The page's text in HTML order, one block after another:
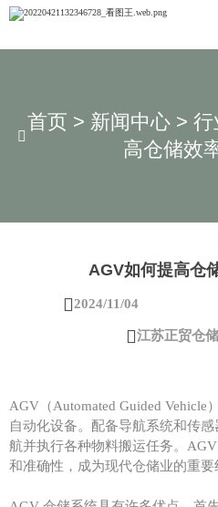

首页 > 新闻中心 > 行
高仓储效
AGV如何提高仓
2024/11/04

AGV（Automated Guided Vehicle
自动化设备。配备导航系统和传
航并执行各种物料搬运任务。
和准确性，成为现代仓储业的重要